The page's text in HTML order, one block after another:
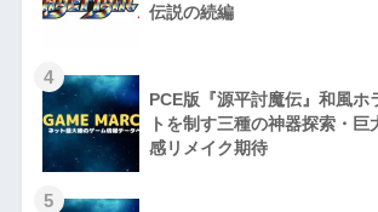
伝説の続編
4
PCE版『源平討魔伝』和風ホ
トを制す三種の神器探索・巨
感リメイク期待
5